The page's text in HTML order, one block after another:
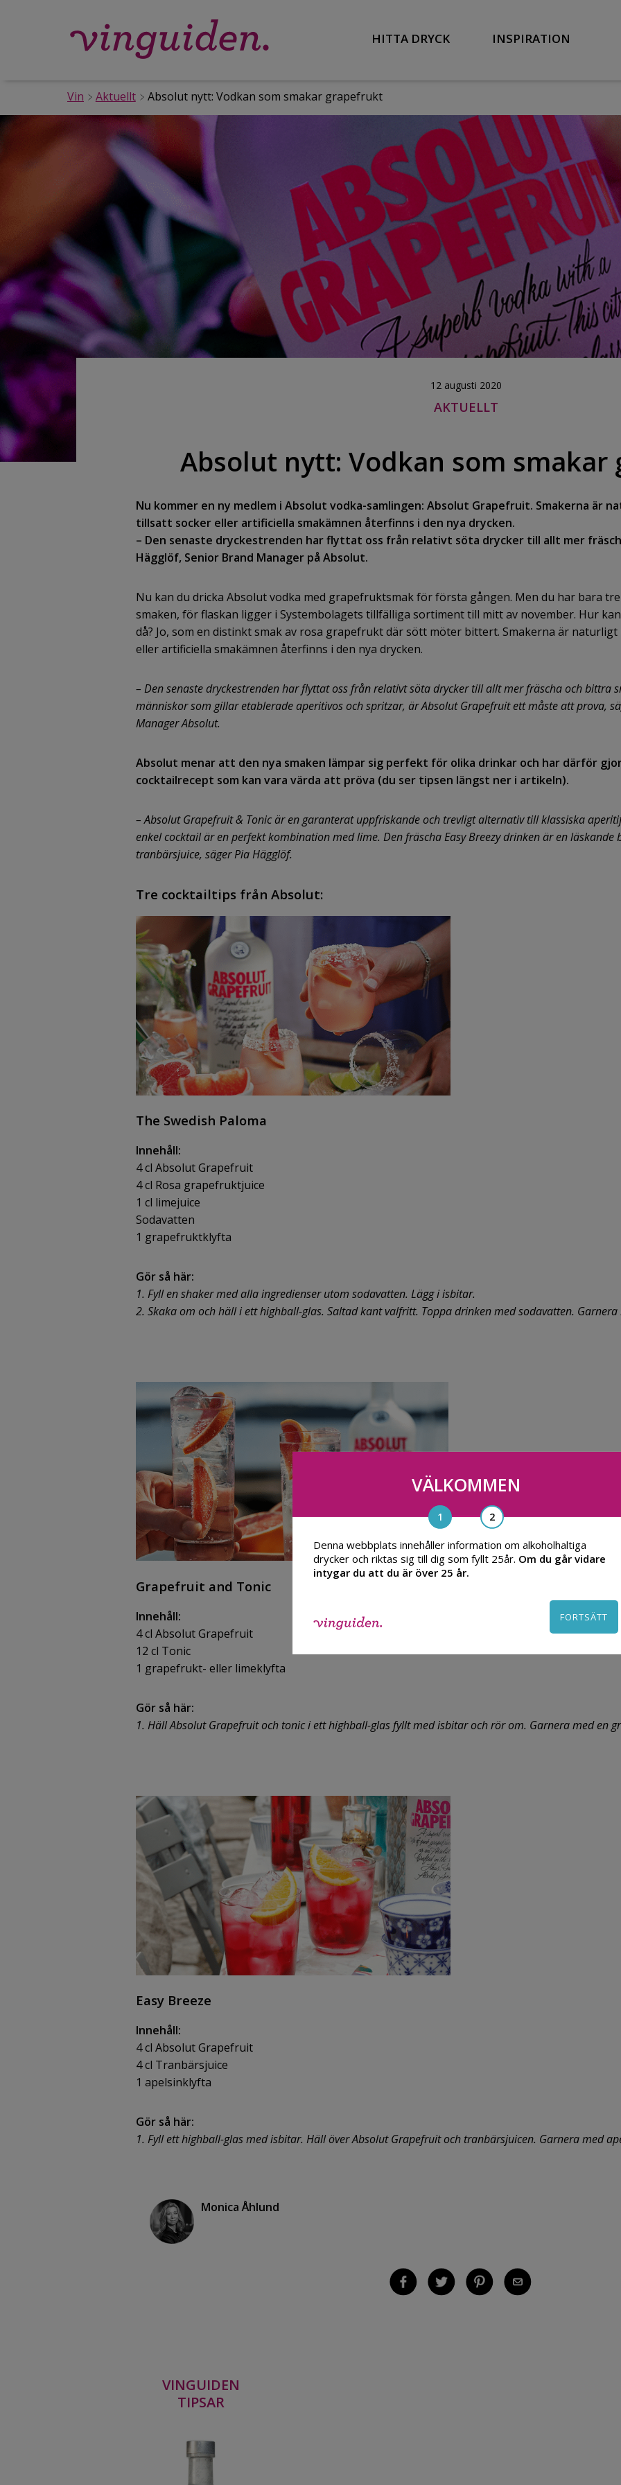
HITTA DRYCK INSPIRATION
Vin Aktuellt Absolut nytt: Vodkan som smakar grapefrukt
12 augusti 2020
AKTUELLT
Absolut nytt: Vodkan som
Nu kommer en ny medlem i Absolut vodka-samlingen: Absolut Grapefruit. Smakerna är
tillsatt socker eller artificiella smakämnen återfinns i den nya drycken.
– Den senaste dryckestrenden har flyttat oss från relativt söta drycker till allt mer
Hägglöf, Senior Brand Manager på Absolut.
Nu kan du dricka Absolut vodka med grapefruktsmak för första gången. Men du har bara
smaken, för flaskan ligger i Systembolagets tillfälliga sortiment till mitt av november. Hur
då? Jo, som en distinkt smak av rosa grapefrukt där sött möter bittert. Smakerna är
eller artificiella smakämnen återfinns i den nya drycken.
– Den senaste dryckestrenden har flyttat oss från relativt söta drycker till allt mer fräscha och bittra
människor som gillar etablerade aperitivos och spritzar, är Absolut Grapefruit ett måste att prova,
Manager Absolut.
Absolut menar att den nya smaken lämpar sig perfekt för olika drinkar och har därför
cocktailrecept som kan vara värda att pröva (du ser tipsen längst ner i artikeln).
– Absolut Grapefruit & Tonic är en garanterat uppfriskande och trevligt alternativ till klassiska
enkel cocktail är en perfekt kombination med lime. Den fräscha Easy Breezy drinken är en
tranbärsjuice, säger Pia Hägglöf.
Tre cocktailtips från Absolut:
The Swedish Paloma
Innehåll:
4 cl Absolut Grapefruit
4 cl Rosa grapefruktjuice
1 cl limejuice
Sodavatten
1 grapefruktklyfta
Gör så här:
1. Fyll en shaker med alla ingredienser utom sodavatten. Lägg i isbitar.
2. Skaka om och häll i ett highball-glas. Saltad kant valfritt. Toppa drinken med sodavatten.
Grapefruit and Tonic
Innehåll:
4 cl Absolut Grapefruit
12 cl Tonic
1 grapefrukt- eller limeklyfta
Gör så här:
1. Häll Absolut Grapefruit och tonic i ett highball-glas fyllt med isbitar och rör om. Garnera med en
Easy Breeze
Innehåll:
4 cl Absolut Grapefruit
4 cl Tranbärsjuice
1 apelsinklyfta
Gör så här:
1. Fyll ett highball-glas med isbitar. Häll över Absolut Grapefruit och tranbärsjuicen. Garnera med
Monica Åhlund
VINGUIDEN
TIPSAR
VÄLKOMMEN
Denna webbplats innehåller information om alkoholhaltiga
drycker och riktas sig till dig som fyllt 25år. Om du går vidare
intygar du att du är över 25 år.
FORTSÄTT